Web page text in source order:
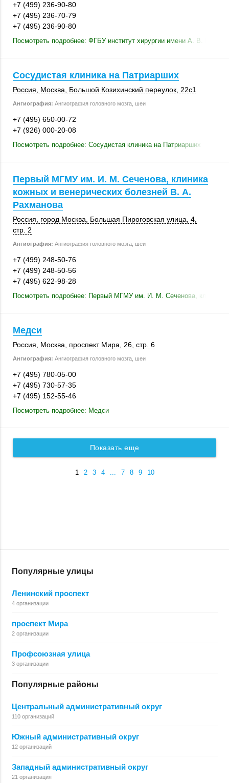
+7 (499) 236-90-80
+7 (495) 236-70-79
+7 (495) 236-90-80
Посмотреть подробнее: ФГБУ институт хирургии имени А. В.
Сосудистая клиника на Патриарших
Россия Москва , Большой Козихинский переулок, 22с1
Ангиография: Ангиография головного мозга, шеи
+7 (495) 650-00-72
+7 (926) 000-20-08
Посмотреть подробнее: Сосудистая клиника на Патриарших
Первый МГМУ им. И. М. Сеченова, клиника
кожных и венерических болезней В. А.
Рахманова
Россия город Москва , Большая Пироговская улица, 4,
стр. 2
Ангиография: Ангиография головного мозга, шеи
+7 (499) 248-50-76
+7 (499) 248-50-56
+7 (495) 622-98-28
Посмотреть подробнее: Первый МГМУ им. И. М. Сеченова, клиника
Медси
Россия Москва проспект Мира, 26 стр. 6
Ангиография: Ангиография головного мозга, шеи
+7 (495) 780-05-00
+7 (495) 730-57-35
+7 (495) 152-55-46
Посмотреть подробнее: Медси
Показать еще
1 2 3 4 ... 7 8 9 10
Популярные улицы
Ленинский проспект
4 организации
проспект Мира
2 организации
Профсоюзная улица
3 организации
Популярные районы
Центральный административный округ
110 организаций
Южный административный округ
12 организаций
Западный административный округ
21 организация